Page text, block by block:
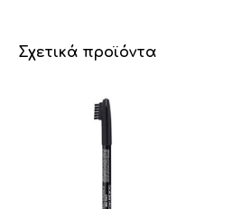
Σχετικά προϊόντα